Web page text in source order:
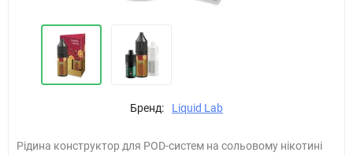
Бренд: Liquid Lab
Рідина конструктор для POD-систем на сольовому нікотині